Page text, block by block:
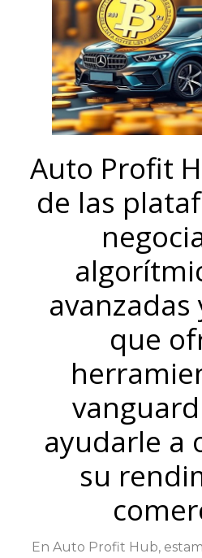
Auto Profit
de las
avanzadas
que
ayudarle a
su
En Auto Profit Hub,